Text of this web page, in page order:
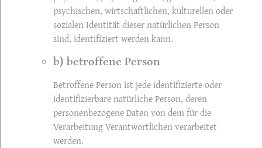
psychischen, wirtschaftlichen, kulturellen oder
sozialen Identität dieser natürlichen Person
sind, identifiziert werden kann.
b) betroffene Person
Betroffene Person ist jede identifizierte oder
identifizierbare natürliche Person, deren
personenbezogene Daten von dem für die
Verarbeitung Verantwortlichen verarbeitet
werden.